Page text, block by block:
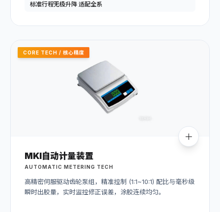
标准行程无极升降 适配全系
CORE TECH / 核心精度
MKI自动计量装置
AUTOMATIC METERING TECH
高精密伺服驱动齿轮泵组，精准控制 (1:1~10:1) 配比与毫秒级
瞬时出胶量，实时监控修正误差，涂胶连续均匀。